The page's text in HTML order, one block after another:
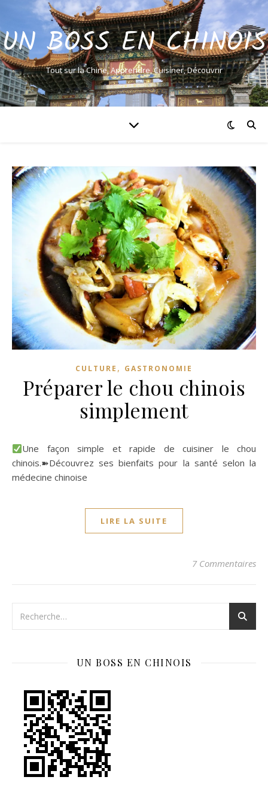
UN BOSS EN CHINOIS
Tout sur la Chine, Apprendre, Cuisiner, Découvrir
CULTURE , GASTRONOMIE
Préparer le chou chinois
simplement
Une façon simple et rapide de cuisiner le chou
chinois.➽Découvrez ses bienfaits pour la santé selon la
médecine chinoise
LIRE LA SUITE
7 Commentaires
UN BOSS EN CHINOIS